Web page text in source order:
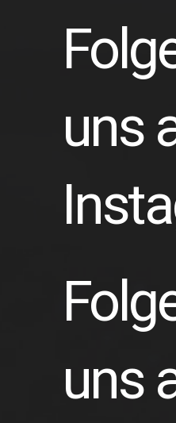
uns
uns